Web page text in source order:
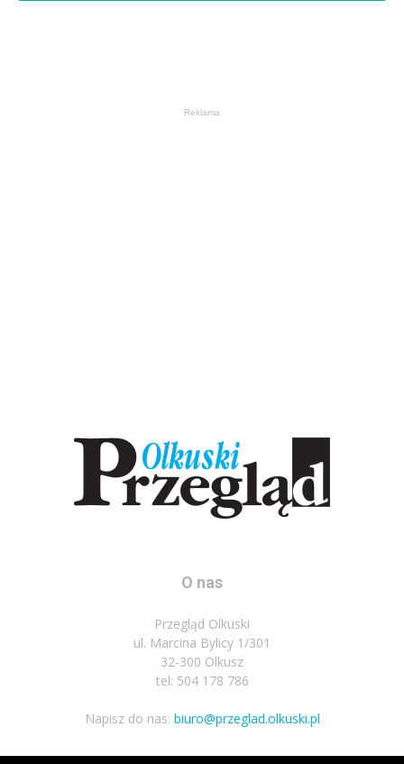
Reklama
O nas
Przegląd Olkuski
ul. Marcina Bylicy 1/301
32-300 Olkusz
tel: 504 178 786
Napisz do nas: biuro@przeglad.olkuski.pl